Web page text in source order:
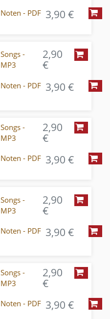
Noten - PDF 3,90 €
Songs -
MP3
2,90
€
Noten - PDF 3,90 €
Songs -
MP3
2,90
€
Noten - PDF 3,90 €
Songs -
MP3
2,90
€
Noten - PDF 3,90 €
Songs -
MP3
2,90
€
Noten - PDF 3,90 €